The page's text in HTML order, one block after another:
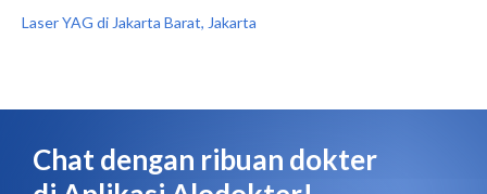
Laser YAG di Jakarta Barat, Jakarta